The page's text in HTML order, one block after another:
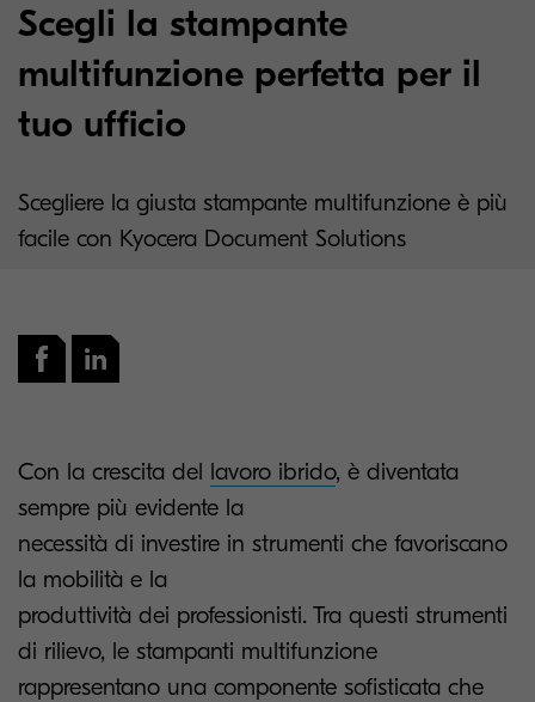
Scegli la stampante
multifunzione perfetta per il
tuo ufficio
Scegliere la giusta stampante multifunzione è più
facile con Kyocera Document Solutions
Con la crescita del lavoro ibrido, è diventata
sempre più evidente la
necessità di investire in strumenti che favoriscano
la mobilità e la
produttività dei professionisti. Tra questi strumenti
di rilievo, le stampanti multifunzione
rappresentano una componente sofisticata che